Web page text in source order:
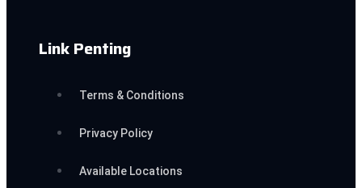
Link Penting
Terms & Conditions
Privacy Policy
Available Locations